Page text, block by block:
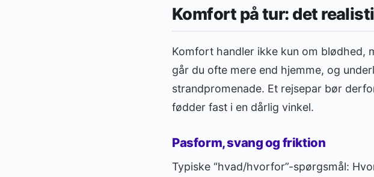
Komfort på tur: det
Komfort handler ikke kun om blødhed,
går du ofte mere end hjemme, og
strandpromenade. Et rejsepar bør
fødder fast i en dårlig vinkel.
Pasform, svang og friktion
Typiske “hvad/hvorfor”-spørgsmål: